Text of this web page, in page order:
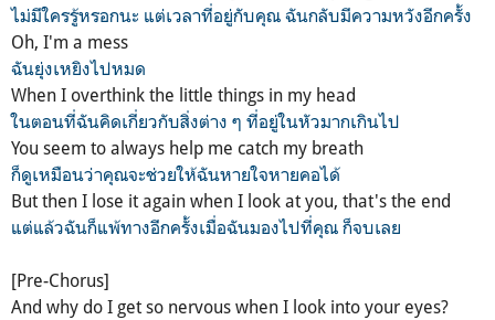
ไม่มีใครรู้หรอกนะ แต่เวลาที่อยู่กับคุณ ฉันกลับมีความหวังอีกครั้ง
Oh, I'm a mess
ฉันยุ่งเหยิงไปหมด
When I overthink the little things in my head
ในตอนที่ฉันคิดเกี่ยวกับสิ่งต่าง ๆ ที่อยู่ในหัวมากเกินไป
You seem to always help me catch my breath
ก็ดูเหมือนว่าคุณจะช่วยให้ฉันหายใจหายคอได้
But then I lose it again when I look at you, that's the end
แต่แล้วฉันก็แพ้ทางอีกครั้งเมื่อฉันมองไปที่คุณ ก็จบเลย
[Pre-Chorus]
And why do I get so nervous when I look into your eyes?